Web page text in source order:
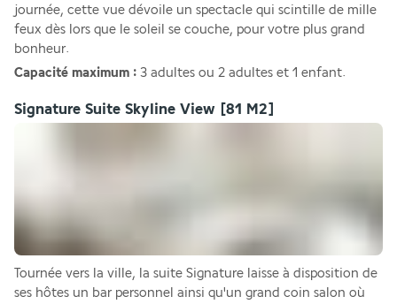
journée, cette vue dévoile un spectacle qui scintille de mille
feux dès lors que le soleil se couche, pour votre plus grand
bonheur.
Capacité maximum : 3 adultes ou 2 adultes et 1 enfant.
Signature Suite Skyline View [81 M2]
Tournée vers la ville, la suite Signature laisse à disposition de
ses hôtes un bar personnel ainsi qu'un grand coin salon où